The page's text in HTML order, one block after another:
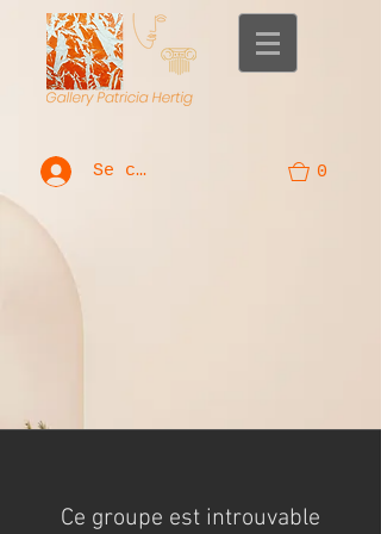
Se connecter 0
Ce groupe est introuvable